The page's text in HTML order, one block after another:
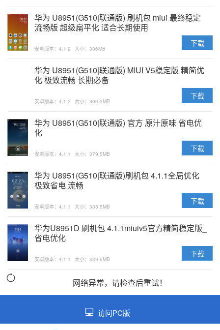
华为 U8951(G510|联通版) 刷机包 miui 最终稳定
流畅版 超级扁平化 适合长期使用
安卓版本：4.1.2 大小：336MB
下载
华为 U8951(G510|联通版) MIUI V5稳定版 精简优
化 极致流畅 长期必备
安卓版本：4.1.2 大小：306.2MB
下载
华为 U8951(G510|联通版) 官方 原汁原味 省电优
化
安卓版本：4.1.1 大小：379.5MB
下载
华为 U8951(G510|联通版)刷机包 4.1.1全局优化
极致省电 流畅
安卓版本：4.1.1 大小：335.5MB
下载
华为U8951D 刷机包 4.1.1miuiv5官方精简稳定版_
省电优化
安卓版本：4.1.1 大小：339.6MB
下载
网络异常，请检查后重试！
访问PC版